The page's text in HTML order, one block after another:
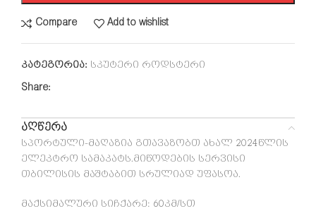
Compare Add to wishlist
კატეგორია: სკუტერი როდსტერი
Share:
აღწერა
სპორტული-მაღაზია გთავაზობთ ახალ 2024წლის
ელეკტრო სამაკატს.მიწოდების სერვისი
თბილისის მაშტაბით სრულიად უფასოა.
მაქსიმალური სიჩქარე: 60კმ/სთ